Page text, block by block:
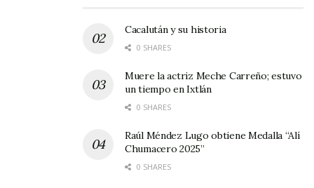
Cacalután y su historia
0 SHARES
Muere la actriz Meche Carreño; estuvo
un tiempo en Ixtlán
0 SHARES
Raúl Méndez Lugo obtiene Medalla “Alí
Chumacero 2025”
0 SHARES